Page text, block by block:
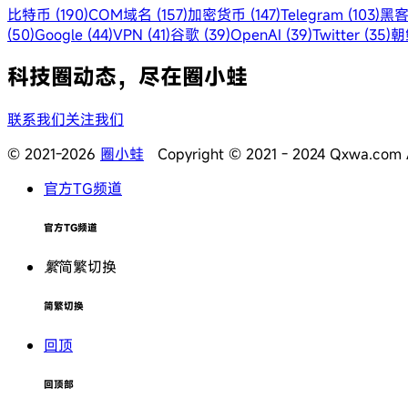
比特币 (190)COM域名 (157)加密货币 (147)Telegram (103)黑
(50)Google (44)VPN (41)谷歌 (39)OpenAI (39)Twitter (35)
科技圈动态，尽在圈小蛙
联系我们关注我们
© 2021-2026 圈小蛙 Copyright © 2021 - 2024 Qxwa.com
官方TG频道
官方TG频道
繁简繁切换
简繁切换
回顶
回顶部